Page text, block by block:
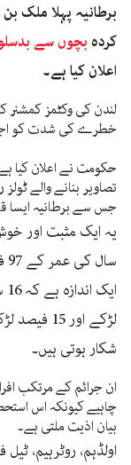
برطانیہ پہلا ملک
کردہ بچوں سے
اعلان کیا ہے۔
لندن کی وکٹمز کمشنر
خطرے کی شدت کو
حکومت نے اعلان
تصاویر بنانے والے ٹولز
جس سے برطانیہ ایسا
لڑکے
شکار ہوتی ہیں۔
ان جرائم کے مرتکب
چاہیے کیونکہ اس
بیان اذیت ملتی ہے۔
اولڈہم، روٹرہیم،